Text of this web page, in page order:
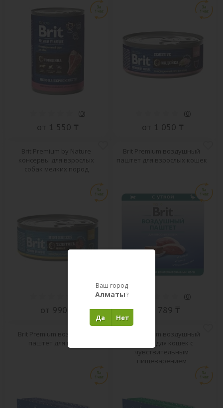
(0)
от 1 550 ₸
(0)
от 1 050 ₸
Brit Premium by Nature
консервы для взрослых
собак мелких пород
от 990 ₸
Brit Premium воздушный
паштет для взрослых кошек
(0)
от 789 ₸
Brit Premium воздушный
паштет для котят
Brit Premium воздушный
паштет для кошек с
чувствительным
пищеварением
Ваш город
Алматы?
Нет
Да